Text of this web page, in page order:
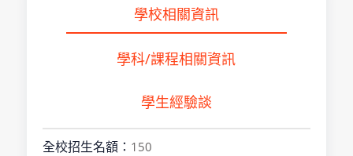
學校相關資訊
學科/課程相關資訊
學生經驗談
全校招生名額： 150